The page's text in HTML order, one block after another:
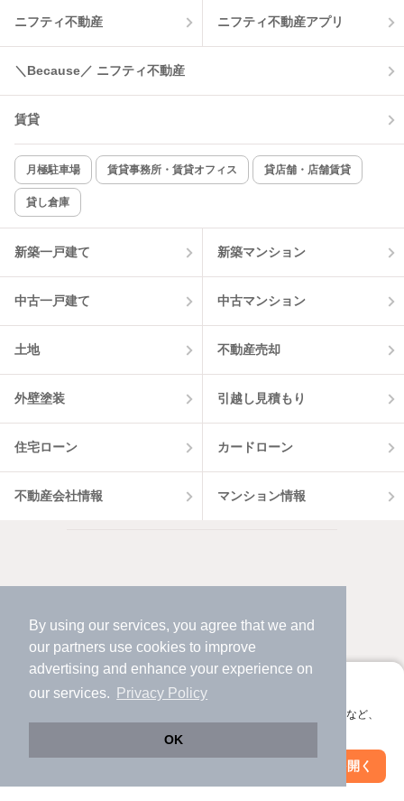
By using our services, you agree that we and
our partners use cookies to improve
advertising and enhance your experience on
our services.
Privacy Policy
OK
アプリに切り替えて、サクサクお部屋探し
会員登録なしですぐ使える。マップ検索やお気に入り保存など、
アプリを開く
絞り込み条件を変更
温水洗浄便座 オートロック
コンロ2口以上
新着のみ インターネット無料
該当件数:
物件一覧に反映
ニフティ不動産 ニフティ不動産アプリ
＼Because／ ニフティ不動産
賃貸
月極駐車場 賃貸事務所・賃貸オフィス 貸店舗・店舗賃貸
貸し倉庫
新築一戸建て 新築マンション
中古一戸建て 中古マンション
土地 不動産売却
外壁塗装 引越し見積もり
住宅ローン カードローン
不動産会社情報 マンション情報